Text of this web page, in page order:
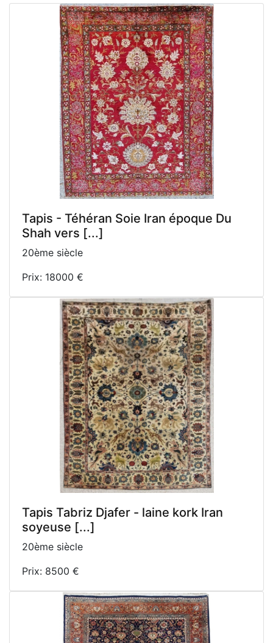
Tapis - Téhéran Soie Iran époque Du
Shah vers [...]
20ème siècle
Prix: 18000 €
Tapis Tabriz Djafer - laine kork Iran
soyeuse [...]
20ème siècle
Prix: 8500 €